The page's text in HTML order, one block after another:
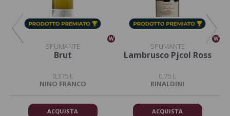
W
SPUMANTE
Brut
0,375 L
NINO FRANCO
ACQUISTA
W
SPUMANTE
Lambrusco Pjcol Ross
0,75 L
RINALDINI
ACQUISTA